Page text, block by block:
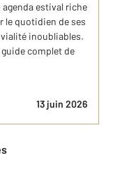
agenda estival riche
le quotidien de ses
inoubliables.
guide complet de
13 juin 2026